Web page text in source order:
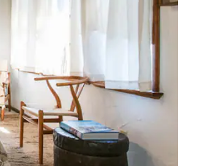
ou en appuyant et en faisant glisser.